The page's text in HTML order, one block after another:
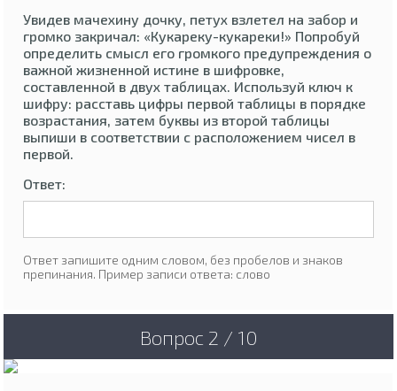
Увидев мачехину дочку, петух взлетел на забор и
громко закричал: «Кукареку-кукареки!» Попробуй
определить смысл его громкого предупреждения о
важной жизненной истине в шифровке,
составленной в двух таблицах. Используй ключ к
шифру: расставь цифры первой таблицы в порядке
возрастания, затем буквы из второй таблицы
выпиши в соответствии с расположением чисел в
первой.
Ответ:
Ответ запишите одним словом, без пробелов и знаков
препинания. Пример записи ответа: слово
Вопрос 2 / 10